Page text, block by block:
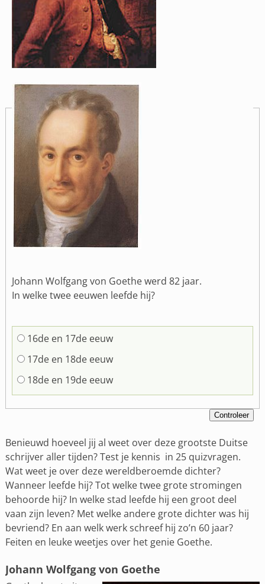
Johann Wolfgang von Goethe werd 82 jaar.
In welke twee eeuwen leefde hij?
16de en 17de eeuw
17de en 18de eeuw
18de en 19de eeuw
Benieuwd hoeveel jij al weet over deze grootste Duitse
schrijver aller tijden? Test je kennis in 25 quizvragen.
Wat weet je over deze wereldberoemde dichter?
Wanneer leefde hij? Tot welke twee grote stromingen
behoorde hij? In welke stad leefde hij een groot deel
vaan zijn leven? Met welke andere grote dichter was hij
bevriend? En aan welk werk schreef hij zo’n 60 jaar?
Feiten en leuke weetjes over het genie Goethe.
Johann Wolfgang von Goethe